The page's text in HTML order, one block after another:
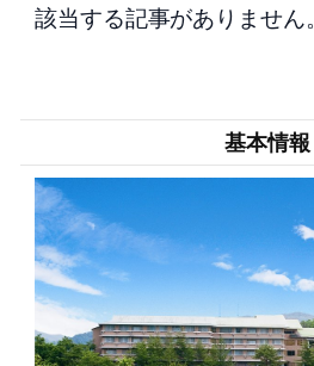
該当する記事がありません。
基本情報